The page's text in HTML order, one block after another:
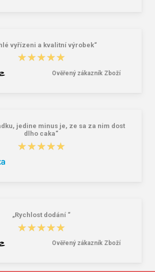
vyřízeni a kvalitní výrobek“
★★★★★
★★★★★
Ověřený zákazník Zboží
jedine minus je, ze sa za nim dost
dlho caka“
★★★★★
★★★★★
„Rychlost dodání “
★★★★★
★★★★★
Ověřený zákazník Zboží